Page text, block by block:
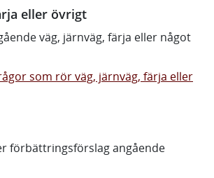
eller övrigt
väg, järnväg, färja eller något
som rör väg, järnväg, färja eller
förbättringsförslag angående